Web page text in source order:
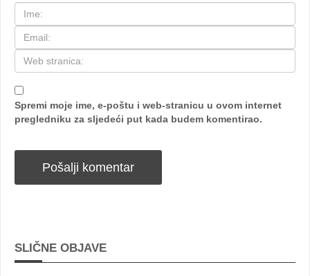
Spremi moje ime, e-poštu i web-stranicu u ovom internet
pregledniku za sljedeći put kada budem komentirao.
SLIČNE OBJAVE